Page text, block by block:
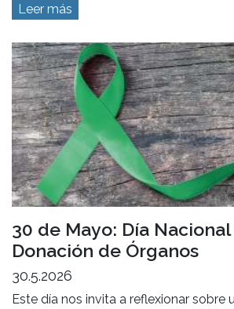
Leer más
30 de Mayo: Día
Donación de Órganos
30.5.2026
Este día nos invita a reflexionar sobre